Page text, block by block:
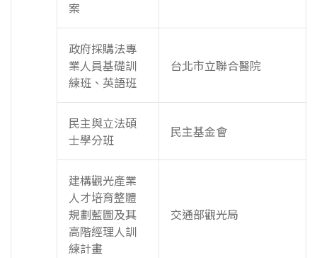
案
政府採購法專
業人員基礎訓
練班、英語班
台北市立聯合醫院
民主與立法碩
士學分班
民主基金會
建構觀光產業
人才培育整體
規劃藍圖及其
高階經理人訓
練計畫
交通部觀光局